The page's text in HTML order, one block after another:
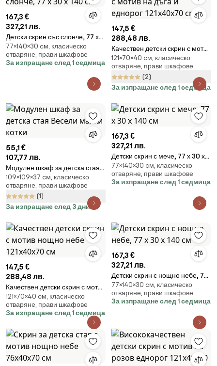
167,3 €
327,21 лв.
Детски скрин със слонче, 77 х
30 х 140 см
77×140×30 cм, класическо
отваряне, прави шкафове
За изпращане след 1 седмица
147,5 €
288,48 лв.
Качествен детски скрин с мотив
на дъга и еднорог 121x40x70
cm
121×70×40 cм, класическо
отваряне, прави шкафове
(2)
За изпращане след 1 седмица
55,1 €
107,77 лв.
Модулен шкаф за детска стая
Весели малки котки
109×109×37 cм, класическо
отваряне, прави шкафове
(1)
За изпращане след 3 дни
167,3 €
327,21 лв.
Детски скрин с мече, 77 х 30 х
140 см
77×140×30 cм, класическо
отваряне, прави шкафове
За изпращане след 1 седмица
147,5 €
288,48 лв.
Качествен детски скрин с мотив
нощно небе 121x40x70 см
121×70×40 cм, класическо
отваряне, прави шкафове
За изпращане след 1 седмица
167,3 €
327,21 лв.
Детски скрин с нощно небе, 77
x 30 x 140 см
77×140×30 cм, класическо
отваряне, прави шкафове
За изпращане след 1 седмица